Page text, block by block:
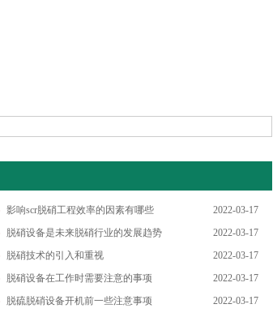
2022-03-17
影响scr脱硝工程效率的因素有哪些
2022-03-17
脱硝设备是未来脱硝行业的发展趋势
2022-03-17
脱硝技术的引入和重视
2022-03-17
脱硝设备在工作时需要注意的事项
2022-03-17
脱硫脱硝设备开机前一些注意事项